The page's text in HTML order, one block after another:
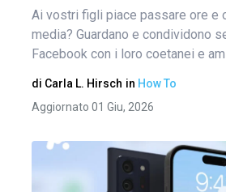
Ai vostri figli piace passare ore e
media? Guardano e condividono
Facebook con i loro coetanei e
di Carla L. Hirsch in How To
Aggiornato 01 Giu, 2026